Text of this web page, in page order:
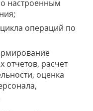
настроенным
операций по
отчетов, расчет
оценка